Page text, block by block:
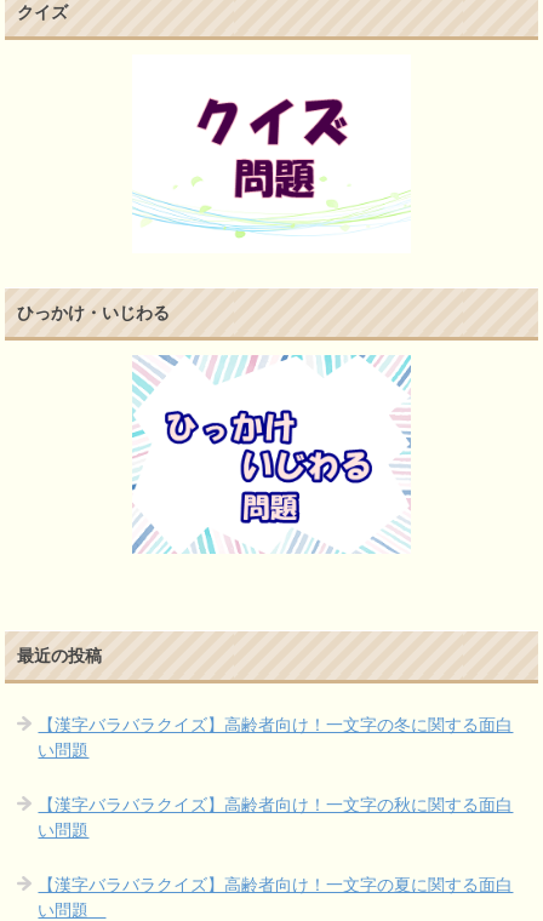
クイズ
ひっかけ・いじわる
最近の投稿
【漢字バラバラクイズ】高齢者向け！一文字の冬に関する面白
い問題
【漢字バラバラクイズ】高齢者向け！一文字の秋に関する面白
い問題
【漢字バラバラクイズ】高齢者向け！一文字の夏に関する面白
い問題